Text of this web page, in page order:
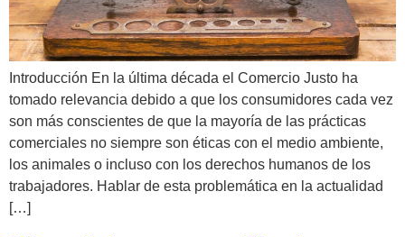
Introducción En la última década el Comercio Justo ha
tomado relevancia debido a que los consumidores cada vez
son más conscientes de que la mayoría de las prácticas
comerciales no siempre son éticas con el medio ambiente,
los animales o incluso con los derechos humanos de los
trabajadores. Hablar de esta problemática en la actualidad
[…]